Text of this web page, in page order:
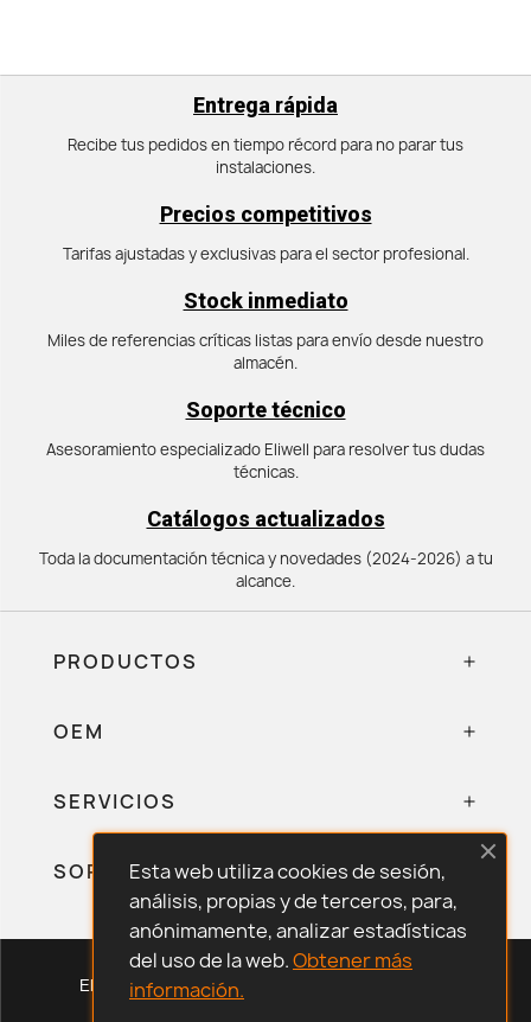
Entrega rápida
Recibe tus pedidos en tiempo récord para no parar tus
instalaciones.
Precios competitivos
Tarifas ajustadas y exclusivas para el sector profesional.
Stock inmediato
Miles de referencias críticas listas para envío desde nuestro
almacén.
Soporte técnico
Asesoramiento especializado Eliwell para resolver tus dudas
técnicas.
Catálogos actualizados
Toda la documentación técnica y novedades (2024-2026) a tu
alcance.
PRODUCTOS
OEM
SERVICIOS
SOPORTE
Eliwell Store © 2026 · Todos los derechos reservados.
Esta web utiliza cookies de sesión,
análisis, propias y de terceros, para,
anónimamente, analizar estadísticas
del uso de la web.Obtener más
información.